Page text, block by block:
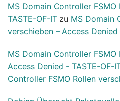
MS Domain Controller
TASTE-OF-IT zu MS Domain
verschieben – Access Denied
MS Domain Controller
Access Denied - TASTE-OF-
Controller FSMO Rollen